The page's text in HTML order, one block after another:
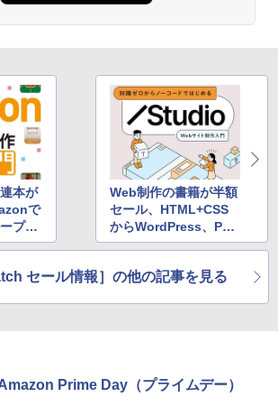
本が
で
プの
Web制作の書籍が半額
セール、HTML+CSS
からWordPress、PHP
入門まで！
セール情報］の他の記事を見る
Prime Day（プライムデー）